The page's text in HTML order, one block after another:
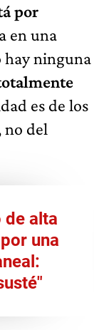
por
en una
hay ninguna
es de los
no del
de alta
una